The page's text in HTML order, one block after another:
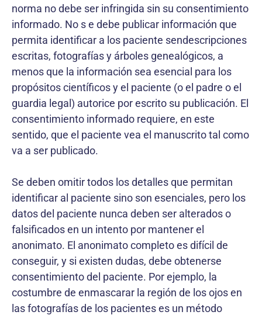
norma no debe ser infringida sin su consentimiento
informado. No s e debe publicar información que
permita identificar a los paciente sendescripciones
escritas, fotografías y árboles genealógicos, a
menos que la información sea esencial para los
propósitos científicos y el paciente (o el padre o el
guardia legal) autorice por escrito su publicación. El
consentimiento informado requiere, en este
sentido, que el paciente vea el manuscrito tal como
va a ser publicado.
Se deben omitir todos los detalles que permitan
identificar al paciente sino son esenciales, pero los
datos del paciente nunca deben ser alterados o
falsificados en un intento por mantener el
anonimato. El anonimato completo es difícil de
conseguir, y si existen dudas, debe obtenerse
consentimiento del paciente. Por ejemplo, la
costumbre de enmascarar la región de los ojos en
las fotografías de los pacientes es un método